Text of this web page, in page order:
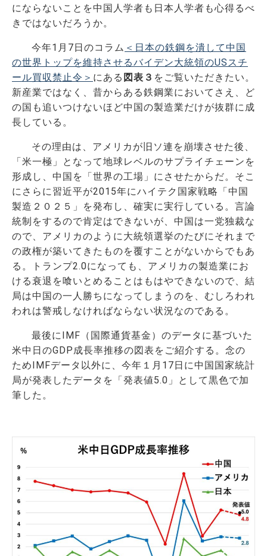
にならないことを中国人学者も日本人学者も心得るべ
きではないだろうか。
今年1月7日のコラム ＜日本の鉄鋼を潰して中国
の世界トップを維持させるバイデン大統領のUSスチ
ール買収禁止令＞ にある 図表３ をご覧いただきたい。
新産業ではなく、昔からある鉄鋼業においてさえ、ど
の国も追いつけないほど中国の製造業だけが抜群に成
長している。
その理由は、アメリカが旧ソ連を崩壊させた後、
「米一極」となって地球レベルのサプライチェーンを
形成し、中国を「世界の工場」にさせたからだ。そこ
にさらに習近平が2015年にハイテク国家戦略「中国
製造２０２５」を発布し、確実に実行している。言論
統制をするので肯定はできないが、中国は一党独裁な
ので、アメリカのように大統領選挙のたびにそれまで
の政権が築いてきたものを覆すことがないからでもあ
る。トランプ2.0になっても、アメリカの製造業にお
ける衰退を喰いとめることはもはやできないので、結
局は中国の一人勝ちになってしまうのを、むしろわれ
われは警戒しなければならない状況なのである。
最後にIMF（国際通貨基金）のデータに基づいた
米中日のGDP成長率推移の図表をご紹介する。念の
ためIMFデータ以外に、今年１月17日に中国国家統計
局が発表したデータを「発表値5.0」として黒色で加
筆した。